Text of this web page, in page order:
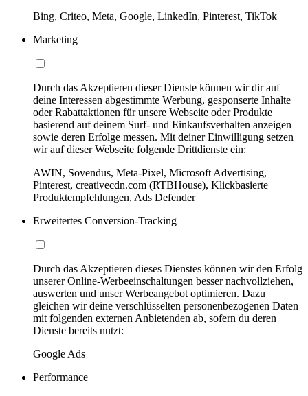
Bing, Criteo, Meta, Google, LinkedIn, Pinterest, TikTok
Marketing
Durch das Akzeptieren dieser Dienste können wir dir auf
deine Interessen abgestimmte Werbung, gesponserte Inhalte
oder Rabattaktionen für unsere Webseite oder Produkte
basierend auf deinem Surf- und Einkaufsverhalten anzeigen
sowie deren Erfolge messen. Mit deiner Einwilligung setzen
wir auf dieser Webseite folgende Drittdienste ein:
AWIN, Sovendus, Meta-Pixel, Microsoft Advertising,
Pinterest, creativecdn.com (RTBHouse), Klickbasierte
Produktempfehlungen, Ads Defender
Erweitertes Conversion-Tracking
Durch das Akzeptieren dieses Dienstes können wir den Erfolg
unserer Online-Werbeeinschaltungen besser nachvollziehen,
auswerten und unser Werbeangebot optimieren. Dazu
gleichen wir deine verschlüsselten personenbezogenen Daten
mit folgenden externen Anbietenden ab, sofern du deren
Dienste bereits nutzt:
Google Ads
Performance